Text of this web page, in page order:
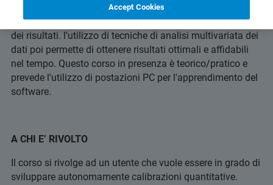
specifiche. In particolare, occorre prestare attenzione ai
numerosi fattori che permettono di ottimizzare la qualità
dei risultati. l'utilizzo di tecniche di analisi multivariata dei
dati poi permette di ottenere risultati ottimali e affidabili
nel tempo. Questo corso in presenza è teorico/pratico e
prevede l'utilizzo di postazioni PC per l'apprendimento del
software.
A CHI E’ RIVOLTO
Il corso si rivolge ad un utente che vuole essere in grado di
sviluppare autonomamente calibrazioni quantitative.
Accept Cookies